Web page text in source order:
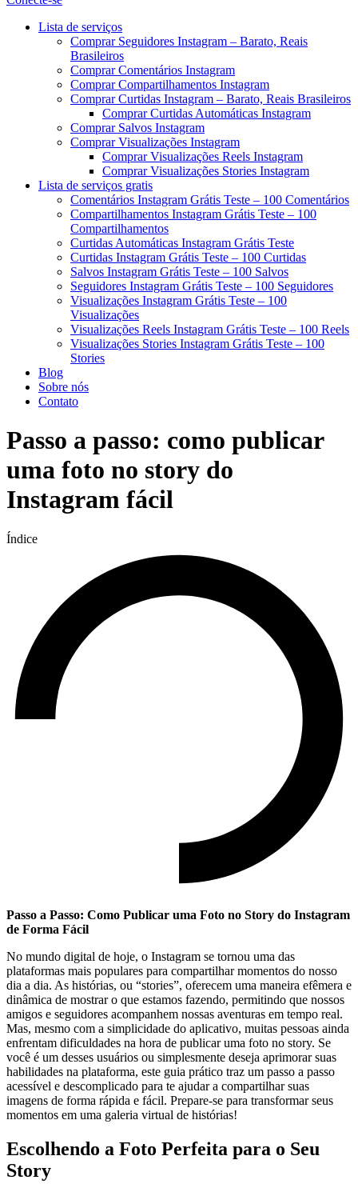
Menu
Lista de serviços
Comprar Seguidores Instagram – Barato, Reais
Brasileiros
Comprar Comentários Instagram
Comprar Compartilhamentos Instagram
Comprar Curtidas Instagram – Barato, Reais Brasileiros
Comprar Curtidas Automáticas Instagram
Comprar Salvos Instagram
Comprar Visualizações Instagram
Comprar Visualizações Reels Instagram
Comprar Visualizações Stories Instagram
Lista de serviços gratis
Comentários Instagram Grátis Teste – 100 Comentários
Compartilhamentos Instagram Grátis Teste – 100
Compartilhamentos
Curtidas Automáticas Instagram Grátis Teste
Curtidas Instagram Grátis Teste – 100 Curtidas
Salvos Instagram Grátis Teste – 100 Salvos
Seguidores Instagram Grátis Teste – 100 Seguidores
Visualizações Instagram Grátis Teste – 100
Visualizações
Visualizações Reels Instagram Grátis Teste – 100 Reels
Visualizações Stories Instagram Grátis Teste – 100
Stories
Blog
Sobre nós
Contato
Passo a passo: como publicar
uma foto no story do
Instagram fácil
Índice
Passo a Passo: Como Publicar uma Foto no‌ Story do Instagram
de Forma Fácil
No ⁢mundo digital de hoje, o Instagram se tornou uma das
plataformas mais populares para compartilhar momentos do ​nosso
dia a dia. As histórias, ou “stories”, oferecem uma maneira efêmera e
dinâmica de⁤ mostrar ​o que estamos fazendo, permitindo que nossos
amigos e seguidores acompanhem nossas aventuras em tempo real.
Mas, mesmo com a simplicidade do aplicativo, muitas pessoas ainda
enfrentam dificuldades na hora de ⁤publicar uma foto no story. Se‍
você ​é um desses usuários ou simplesmente deseja aprimorar suas
habilidades na plataforma, este guia prático traz um⁢ passo a passo
acessível ‍e descomplicado para te ajudar a compartilhar suas
imagens de forma rápida e fácil.⁢ Prepare-se para transformar seus
momentos em uma galeria virtual‍ de histórias!
Escolhendo a ⁣Foto Perfeita para o Seu
Story